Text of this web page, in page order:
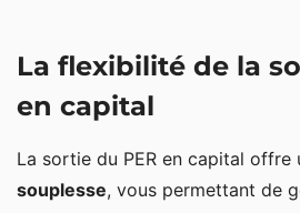
La flexibilité de la
en capital
La sortie du PER en capital offre
souplesse, vous permettant de